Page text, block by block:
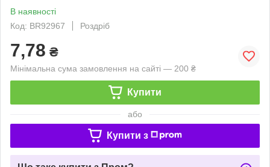
В наявності
Код: BR92967
Роздріб
7,78 ₴
Мінімальна сума замовлення на сайті — 200 ₴
Купити
або
Купити з